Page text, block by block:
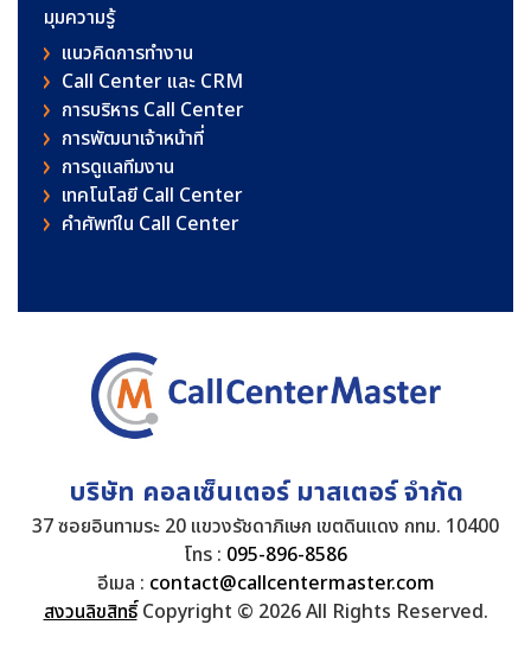
มุมความรู้
แนวคิดการทำงาน
Call Center และ CRM
การบริหาร Call Center
การพัฒนาเจ้าหน้าที่
การดูแลทีมงาน
เทคโนโลยี Call Center
คําศัพท์ใน Call Center
บริษัท คอลเซ็นเตอร์ มาสเตอร์ จำกัด
37 ซอยอินทามระ 20 แขวงรัชดาภิเษก เขตดินแดง กทม. 10400
โทร : 095-896-8586
อีเมล : contact@callcentermaster.com
สงวนลิขสิทธิ์Copyright © 2026 All Rights Reserved.